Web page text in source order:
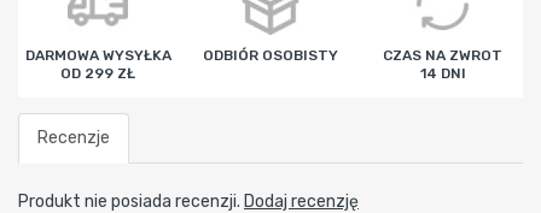
godz min
DARMOWA WYSYŁKA
OD 299 ZŁ
ODBIÓR OSOBISTY
CZAS NA ZWROT
14 DNI
Recenzje
Produkt nie posiada recenzji. Dodaj recenzję